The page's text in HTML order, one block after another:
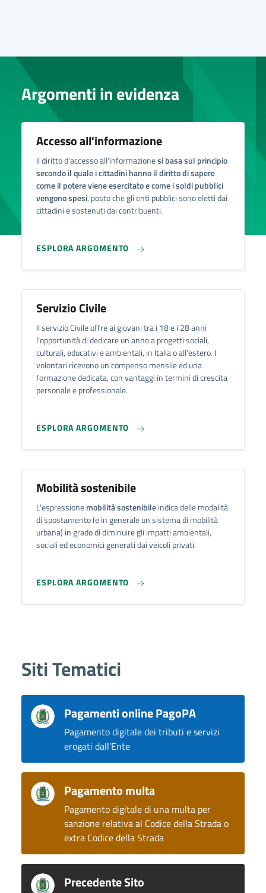
Argomenti in evidenza
Accesso all'informazione
Il diritto d'accesso all'informazionesi basa sul principio
secondo il quale i cittadini hanno il diritto di sapere
come il potere viene esercitato e come i soldi pubblici
vengono spesi, posto che gli enti pubblici sono eletti dai
cittadini e sostenuti dai contribuenti.
ESPLORA ARGOMENTO
Servizio Civile
Il servizio Civile offre ai giovani tra i 18 e i 28 anni
l'opportunità di dedicare un anno a progetti sociali,
culturali, educativi e ambientali, in Italia o all'estero. I
volontari ricevono un compenso mensile ed una
formazione dedicata, con vantaggi in termini di crescita
personale e professionale.
ESPLORA ARGOMENTO
Mobilità sostenibile
L'espressionemobilità sostenibileindica delle modalità
di spostamento (e in generale un sistema di mobilità
urbana) in grado di diminuire gli impatti ambientali,
sociali ed economici generati dai veicoli privati.
ESPLORA ARGOMENTO
Siti Tematici
Pagamenti online PagoPA
Pagamento digitale dei tributi e servizi
erogati dall’Ente
Pagamento multa
Pagamento digitale di una multa per
sanzione relativa al Codice della Strada o
extra Codice della Strada
Precedente Sito